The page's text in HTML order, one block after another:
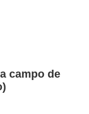
campo de